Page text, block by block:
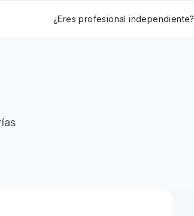
¿Eres profesional independiente?